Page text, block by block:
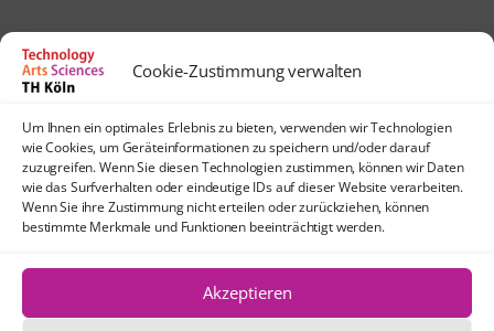
Cookie-Zustimmung verwalten
Um Ihnen ein optimales Erlebnis zu bieten, verwenden wir Technologien
wie Cookies, um Geräteinformationen zu speichern und/oder darauf
zuzugreifen. Wenn Sie diesen Technologien zustimmen, können wir Daten
wie das Surfverhalten oder eindeutige IDs auf dieser Website verarbeiten.
Wenn Sie ihre Zustimmung nicht erteilen oder zurückziehen, können
bestimmte Merkmale und Funktionen beeinträchtigt werden.
Akzeptieren
lehrpfade@th-koeln.de
Anfahrt
TH Köln
Standort Köln-Mülheim
51063 Köln